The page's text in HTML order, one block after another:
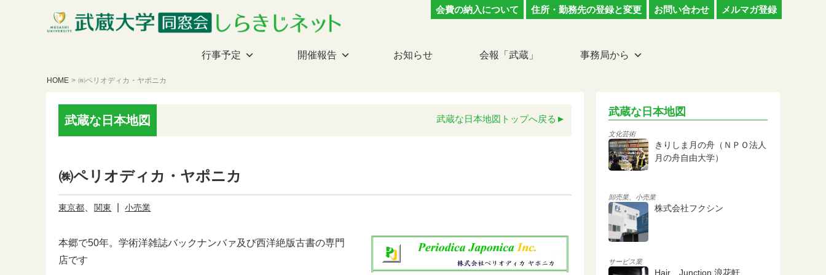
会費の納入について 住所・勤務先の登録と変更 お問い合わせ メルマガ登録
行事予定 開催報告 お知らせ 会報「武蔵」 事務局から
HOME > ㈱ペリオディカ・ヤポニカ
武蔵な日本地図 武蔵な日本地図トップへ戻る
㈱ペリオディカ・ヤポニカ
東京都 、関東 小売業
本郷で50年。学術洋雑誌バックナンバァ及び西洋絶版古書の専門
店です
武蔵な日本地図
文化芸術
きりしま月の舟（ＮＰＯ法人
月の舟自由大学）
卸売業、小売業
株式会社フクシン
サービス業
Hair Junction 浪花軒